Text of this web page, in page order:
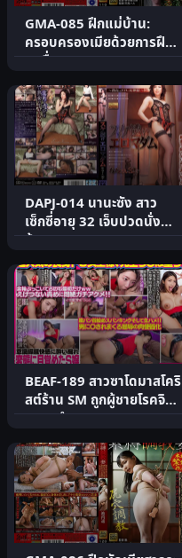
GMA-085 ฝึกแม่บ้าน:
ครอบครองเมียด้วยการฝึก
สุดหื่น
DAPJ-014 นานะซัง สาว
เซ็กซี่อายุ 32 เจ็บปวดนั่ง
ข้างทาง
BEAF-189 สาวซาโดมาสโคริ
สต์ร้าน SM ถูกผู้ชายโรคจิต
ครอบงำ